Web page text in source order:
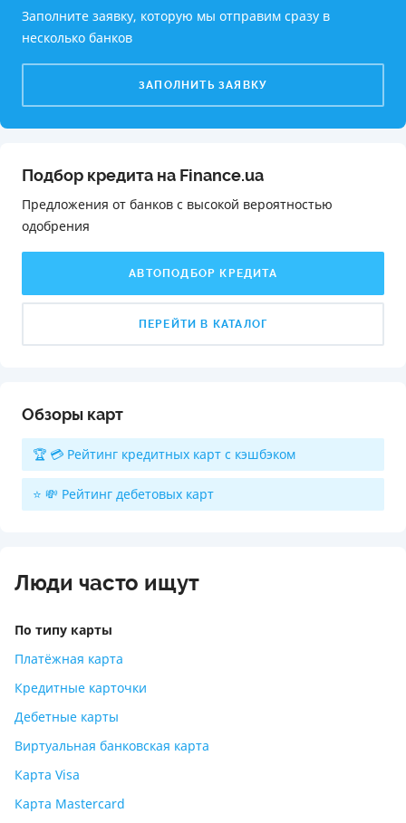
Люди часто ищут
По типу карты
Платёжная карта
Кредитные карточки
Дебетные карты
Виртуальная банковская карта
Карта Visa
Карта Mastercard
Заполните заявку, которую мы отправим сразу в
несколько банков
ЗАПОЛНИТЬ ЗАЯВКУ
Подбор кредита на Finance.ua
Предложения от банков с высокой вероятностью
одобрения️
АВТОПОДБОР КРЕДИТА
ПЕРЕЙТИ В КАТАЛОГ
Обзоры карт
🏆 💳 Рейтинг кредитных карт с кэшбэком
⭐ 💸 Рейтинг дебетовых карт